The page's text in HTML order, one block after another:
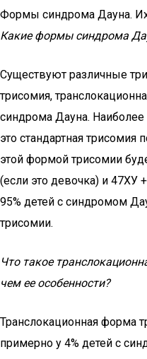
Формы синдрома Дауна.
Какие формы синдрома
Существуют различные
трисомия,
синдрома Дауна.
это стандартная трисомия
этой формой трисомии
(если это девочка) и 47ХУ
95% детей с синдромом
трисомии.
Что такое
чем ее особенности?
Транслокационная форма
примерно у 4% детей с